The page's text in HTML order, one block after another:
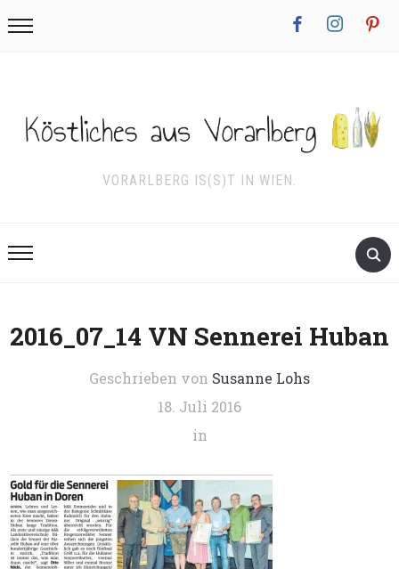
facebook instagrampinterest
VORARLBERG IS(S)T IN WIEN.
2016_07_14 VN Sennerei Huban
Geschrieben von Susanne Lohs
18. Juli 2016
in